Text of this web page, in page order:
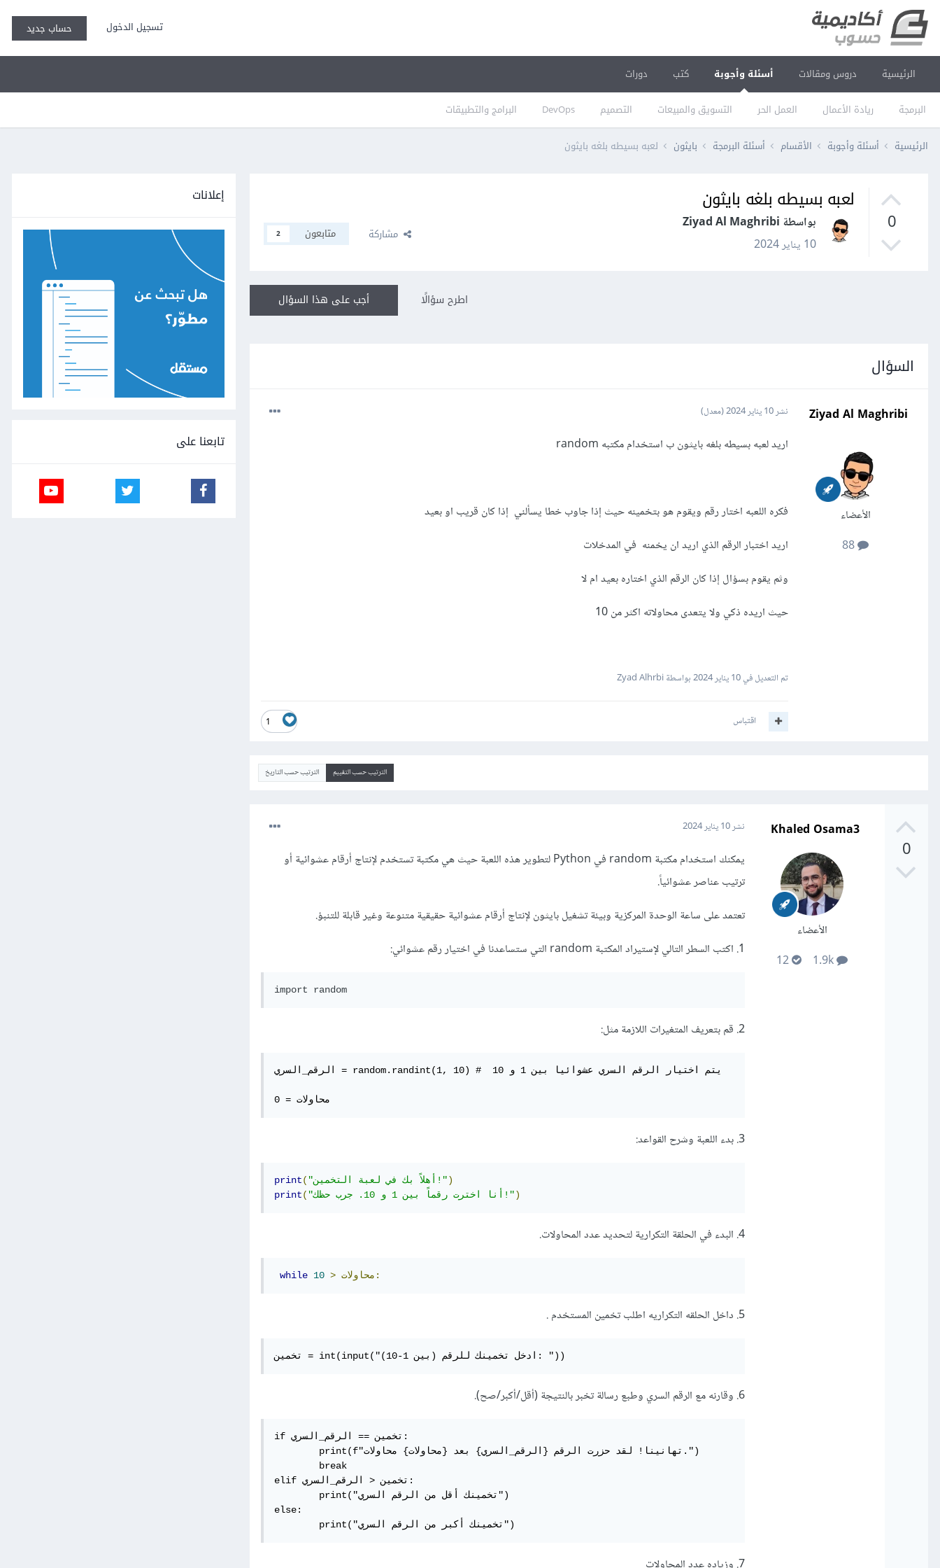
تسجيل الدخول حساب جديد
الرئيسية دروس ومقالات أسئلة وأجوبة
البرمجة ريادة الأعمال العمل الحر التسويق والمبيعات التصميم DevOps البرامج والتطبيقات
كتب دورات
الرئيسية أسئلة وأجوبة الأقسام أسئلة البرمجة بايثون لعبه بسيطه بلغه بايثون
0
لعبه بسيطه بلغه بايثون
بواسطة Ziyad Al Maghribi
10 يناير 2024
مشاركة متابعون 2
أجب على هذا السؤال اطرح سؤالًا
السؤال
Ziyad Al Maghribi
الأعضاء
نشر10 يناير 2024 (معدل)
اريد لعبه بسيطه بلغه بايثون ب استخدام مكتبه random
فكره اللعبه اختار رقم ويقوم هو بتخمينه حيث إذا جاوب خطا يسألني إذا كان قريب او بعيد
اريد اختبار الرقم الذي اريد ان يخمنه في المدخلات
وثم يقوم بسؤال إذا كان الرقم الذي اختاره بعيد ام لا
حيث اريده ذكي ولا يتعدى محاولاته اكثر من 10
تم التعديل في10 يناير 2024 بواسطة Zyad Alhrbi
1 اقتباس
الترتيب حسب التقييم الترتيب حسب التاريخ
0
Khaled Osama3
الأعضاء
نشر10 يناير 2024
يمكنك استخدام مكتبة random في Python لتطوير هذه اللعبة حيث هي مكتبة تستخدم لإنتاج أرقام عشوائية أو
ترتيب عناصر عشوائياً.
تعتمد على ساعة الوحدة المركزية وبيئة تشغيل بايثون لإنتاج أرقام عشوائية حقيقية متنوعة وغير قابلة للتنبؤ.
1. اكتب السطر التالي لإستيراد المكتبة random التي ستساعدنا في اختيار رقم عشوائي:
import random
2. قم بتعريف المتغيرات اللازمة مثل:
الرقم_السري = random.randint(1, 10) #  يتم اختيار الرقم السري عشوائيا بين 1 و 10
محاولات = 0
3. بدء اللعبة وشرح القواعد:
print( "أهلاً بك في لعبة التخمين!")
print( "أنا اخترت رقماً بين 1 و 10. جرب حظك!")
4. البدء في الحلقة التكرارية لتحديد عدد المحاولات.
while محاولات <
10 :
5. داخل الحلقه التكراريه اطلب تخمين المستخدم .
تخمين = int(input("ادخل تخمينك للرقم (بين 1-10): "))
6. وقارنه مع الرقم السري وطبع رسالة تخبر بالنتيجة (أقل/أكبر/صح).
if تخمين == الرقم_السري:
elif تخمين < الرقم_السري:
else:
	print("تخمينك أكبر من الرقم السري")
إعلانات
تابعنا على